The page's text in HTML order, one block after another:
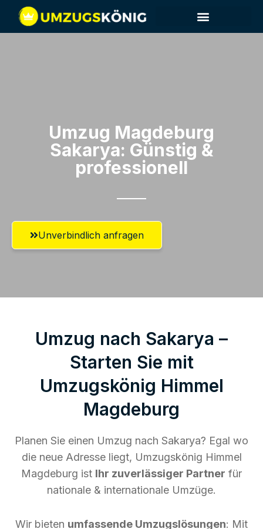
Umzug Magdeburg​
Sakarya: Günstig &
professionell​
Unverbindlich anfragen
Umzug nach Sakarya –
Starten Sie mit
Umzugskönig Himmel
Magdeburg
Planen Sie einen Umzug nach Sakarya? Egal wo
die neue Adresse liegt, Umzugskönig Himmel
Magdeburg ist Ihr zuverlässiger Partner für
nationale & internationale Umzüge.
Wir bieten umfassende Umzugslösungen: Mit